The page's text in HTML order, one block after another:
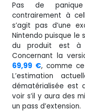
Pas de panique
contrairement à
s’agit pas d’une
Nintendo puisque le
du produit est à
Concernant la
69,99 €, comme
L’estimation
dématérialisée est
voir s’il y aura des
un pass d’extension.